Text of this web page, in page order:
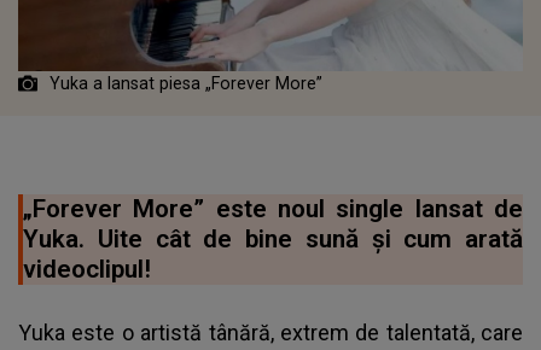
Yuka a lansat piesa „Forever More”
„Forever More” este noul single lansat de
Yuka. Uite cât de bine sună și cum arată
videoclipul!
Yuka este o artistă tânără, extrem de talentată, care